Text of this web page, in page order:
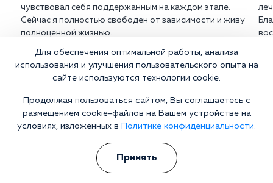
чувствовал себя поддержанным на каждом этапе.
Сейчас я полностью свободен от зависимости и живу
полноценной жизнью.
Больной не хочет лечиться?
Берем все на себя! Убеждаем на лечение без физического и
морального давления
Для обеспечения оптимальной работы, анализа
использования и улучшения пользовательского опыта на
сайте используются технологии cookie.
Продолжая пользоваться сайтом, Вы соглашаетесь с
размещением cookie-файлов на Вашем устройстве на
условиях, изложенных в
Политике конфиденциальности.
Принять